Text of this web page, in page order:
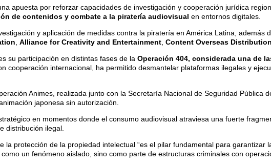
apuesta por reforzar capacidades de investigación y cooperación jurídica
de contenidos y combate a la piratería audiovisual en entornos digitales.
y aplicación de medidas contra la piratería en América Latina,
Alliance for Creativity and Entertainment Content Overseas
su participación en distintas fases de la Operación 404, considerada una de
cooperación internacional, ha permitido desmantelar plataformas ilegales y
Animes, realizada junto con la Secretaría Nacional de Seguridad Pública
japonesa sin autorización.
en momentos donde el consumo audiovisual atraviesa una fuerte
distribución ilegal.
la protección de la propiedad intelectual “es el pilar fundamental para garantizar
un fenómeno aislado, sino como parte de estructuras criminales con